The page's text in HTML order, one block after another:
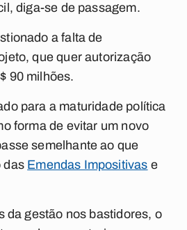
diga-se de passagem.
a falta de
que quer autorização
90 milhões.
para a maturidade política
forma de evitar um novo
semelhante ao que
das Emendas Impositivas e
da gestão nos bastidores, o